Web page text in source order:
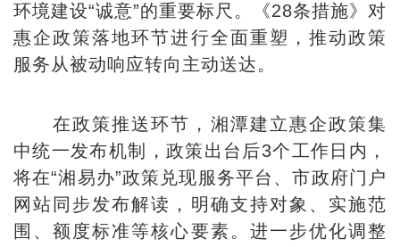
环境建设“诚意”的重要标尺。《28条措施》对
惠企政策落地环节进行全面重塑，推动政策
服务从被动响应转向主动送达。
在政策推送环节，湘潭建立惠企政策集
中统一发布机制，政策出台后3个工作日内，
将在“湘易办”政策兑现服务平台、市政府门户
网站同步发布解读，明确支持对象、实施范
围、额度标准等核心要素。进一步优化调整